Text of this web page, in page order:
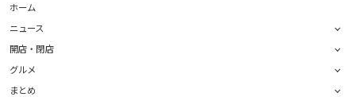
ホーム
ニュース
開店・閉店
グルメ
まとめ